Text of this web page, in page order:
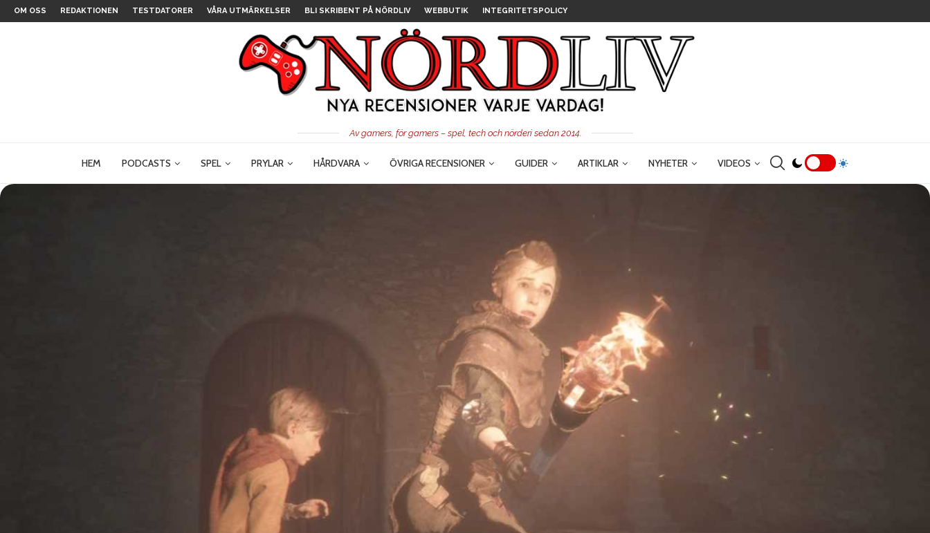
OM OSS REDAKTIONEN TESTDATORER VÅRA UTMÄRKELSER BLI SKRIBENT PÅ NÖRDLIV WEBBUTIK INTEGRITETSPOLICY
Av gamers, för gamers – spel, tech och nörderi sedan 2014.
HEM PODCASTS SPEL PRYLAR HÅRDVARA ÖVRIGA RECENSIONER GUIDER ARTIKLAR NYHETER VIDEOS